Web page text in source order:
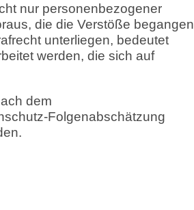
nur personenbezogener
die die Verstöße begangen
unterliegen, bedeutet
werden, die sich auf
dem
Folgenabschätzung